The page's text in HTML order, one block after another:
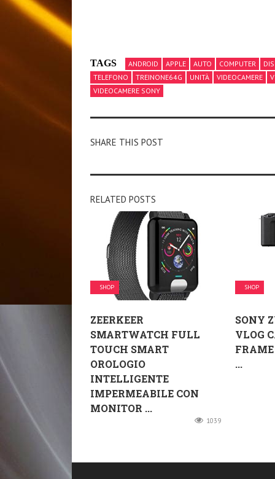
TAGS ANDROID APPLE AUTO COMPUTER
TELEFONO
TREINONE64G UNITÀ VIDEOCAMERE
VIDEOCAMERE SONY
SHARE THIS POST
RELATED POSTS
SHOP
ZEERKEER
SMARTWATCH FULL
TOUCH SMART
OROLOGIO
INTELLIGENTE
IMPERMEABILE CON
MONITOR ...
1039
SHOP
SONY
VLOG
...